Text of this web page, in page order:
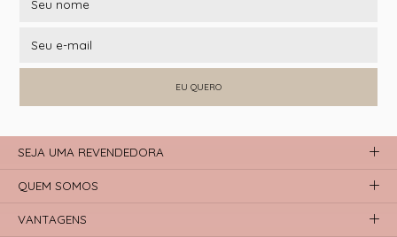
EU QUERO
SEJA UMA REVENDEDORA
QUEM SOMOS
VANTAGENS